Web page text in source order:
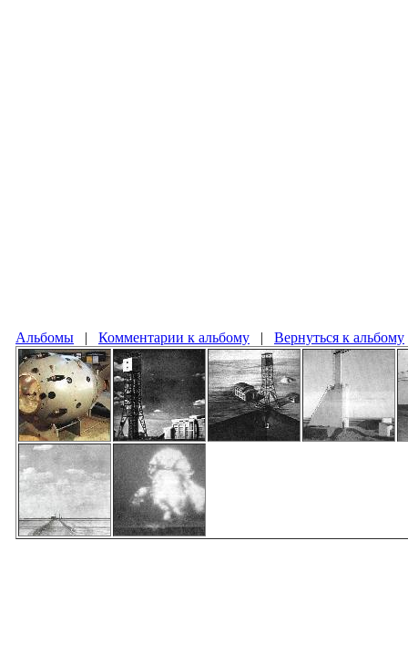
Альбомы | Комментарии к альбому | Вернуться к альбому